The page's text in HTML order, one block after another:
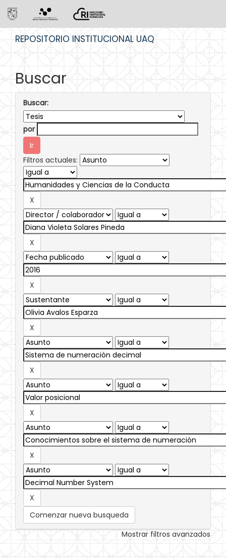
REPOSITORIO INSTITUCIONAL UAQ
Buscar
Buscar:
por
Filtros actuales:
Comenzar nueva busqueda
Mostrar filtros avanzados